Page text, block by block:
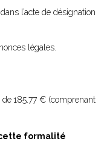
l’acte de désignation
légales.
de185.77 € (comprenant
formalité